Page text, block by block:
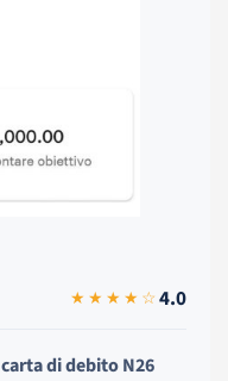
★★★★☆4.0
carta di debito N26